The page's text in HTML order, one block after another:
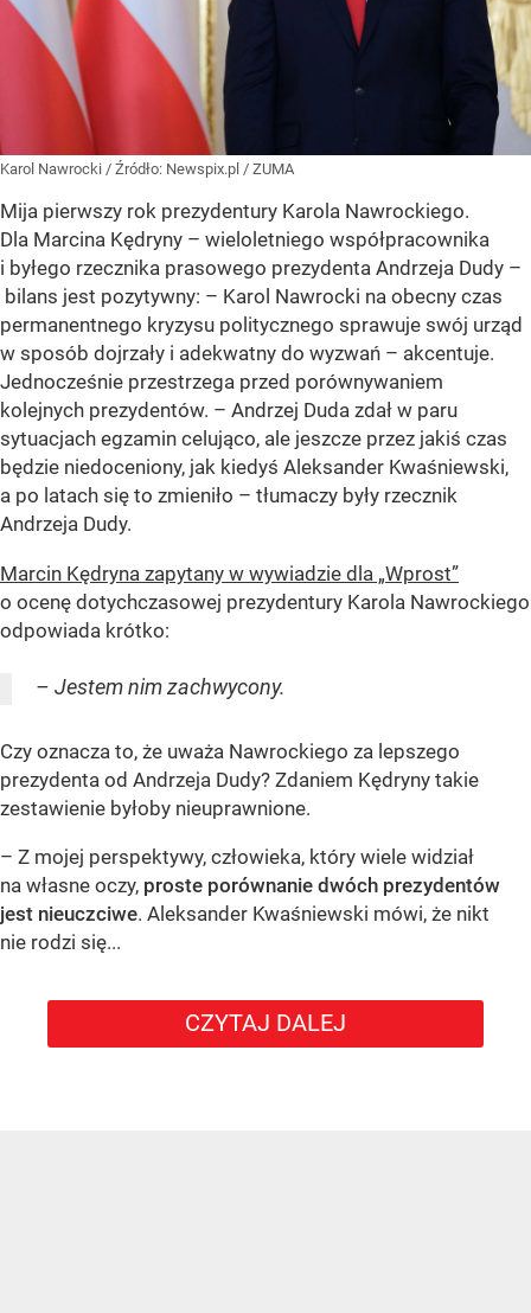
Karol Nawrocki / Źródło: Newspix.pl / ZUMA
Mija pierwszy rok prezydentury Karola Nawrockiego.
Dla Marcina Kędryny – wieloletniego współpracownika
i byłego rzecznika prasowego prezydenta Andrzeja Dudy –
bilans jest pozytywny: – Karol Nawrocki na obecny czas
permanentnego kryzysu politycznego sprawuje swój urząd
w sposób dojrzały i adekwatny do wyzwań – akcentuje.
Jednocześnie przestrzega przed porównywaniem
kolejnych prezydentów. – Andrzej Duda zdał w paru
sytuacjach egzamin celująco, ale jeszcze przez jakiś czas
będzie niedoceniony, jak kiedyś Aleksander Kwaśniewski,
a po latach się to zmieniło – tłumaczy były rzecznik
Andrzeja Dudy.
Marcin Kędryna zapytany w wywiadzie dla „Wprost”
o ocenę dotychczasowej prezydentury Karola Nawrockiego
odpowiada krótko:
– Jestem nim zachwycony.
Czy oznacza to, że uważa Nawrockiego za lepszego
prezydenta od Andrzeja Dudy? Zdaniem Kędryny takie
zestawienie byłoby nieuprawnione.
– Z mojej perspektywy, człowieka, który wiele widział
na własne oczy, proste porównanie dwóch prezydentów
jest nieuczciwe. Aleksander Kwaśniewski mówi, że nikt
nie rodzi się...
CZYTAJ DALEJ